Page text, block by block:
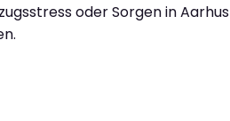
oder Sorgen in Aarhus